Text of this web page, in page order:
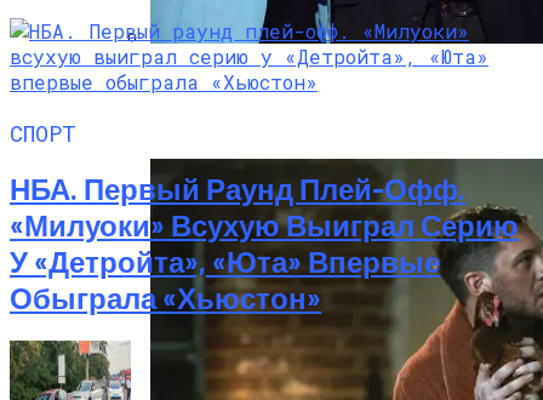
Тёмная Сторона Детских Шоу: Куда
СПОРТ
НБА. Первый Раунд Плей-Офф.
«Милуоки» Всухую Выиграл Серию
У «Детройта», «Юта» Впервые
Обыграла «Хьюстон»